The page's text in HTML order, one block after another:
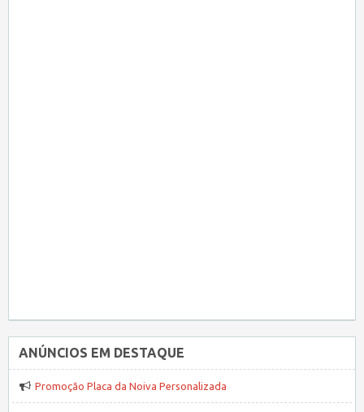
ANÚNCIOS EM DESTAQUE
Promoção Placa da Noiva Personalizada